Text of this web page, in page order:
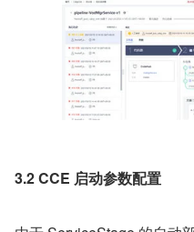
3.2 CCE 启动参数配置